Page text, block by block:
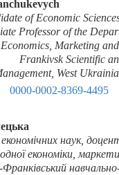
of Economic
Professor of the
Economics, Marketing
Frankivsk Scientific
West
0000-0002-8369-4495
наук,
економіки,
Франківський